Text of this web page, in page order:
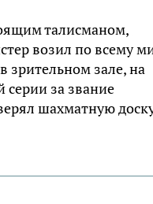
талисманом,
возил по всему
зрительном зале, на
за звание
шахматную